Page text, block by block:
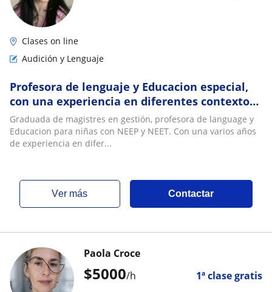
Clases on line
Audición y Lenguaje
Profesora de lenguaje y Educacion especial,
con una experiencia en diferentes contextos.
Con estudiantes de primer y segundo ciclo
Graduada de magistres en gestión, profesora de language y
Educacion para niñas con NEEP y NEET. Con una varios años
de experiencia en difer...
ver más Contactar
$5000/h 1ª clase gratis
Paola Croce